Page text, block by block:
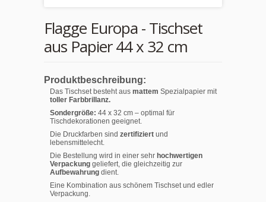
Flagge Europa - Tischset
aus Papier 44 x 32 cm
Produktbeschreibung:
Das Tischset besteht aus mattem Spezialpapier mit
toller Farbbrillanz.
Sondergröße: 44 x 32 cm – optimal für
Tischdekorationen geeignet.
Die Druckfarben sind zertifiziert und
lebensmittelecht.
Die Bestellung wird in einer sehr hochwertigen
Verpackung geliefert, die gleichzeitig zur
Aufbewahrung dient.
Eine Kombination aus schönem Tischset und edler
Verpackung.